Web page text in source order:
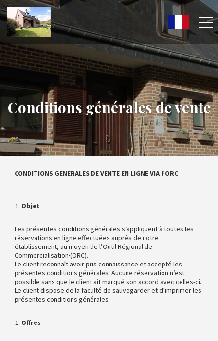
Conditions générales de vente
CONDITIONS GENERALES DE VENTE EN LIGNE VIA l’ORC
Objet
Les présentes conditions générales s’appliquent à toutes les
réservations en ligne effectuées auprès de notre
établissement, au moyen de l’Outil Régional de
Commercialisation (ORC).
Le client reconnaît avoir pris connaissance et accepté les
présentes conditions générales. Aucune réservation n’est
possible sans que le client ait marqué son accord avec celles-ci.
Le client dispose de la faculté de sauvegarder et d’imprimer les
présentes conditions générales.
Offres